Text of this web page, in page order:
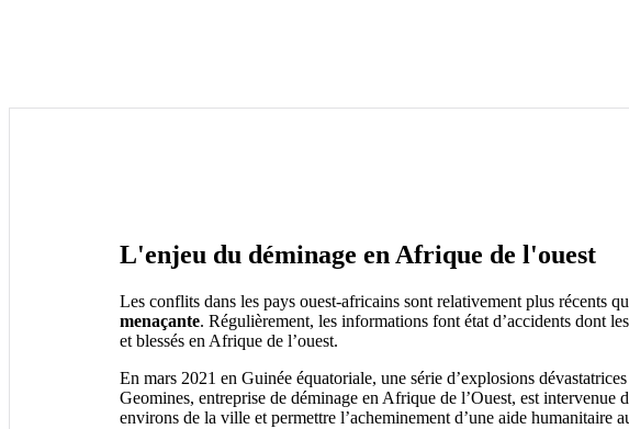
L'enjeu du déminage en Afrique de l'ouest
Les conflits dans les pays ouest-africains sont relativement plus récents
menaçante. Régulièrement, les informations font état d’accidents dont
et blessés en Afrique de l’ouest.
En mars 2021 en Guinée équatoriale, une série d’explosions
Geomines, entreprise de déminage en Afrique de l’Ouest, est
environs de la ville et permettre l’acheminement d’une aide humanitaire